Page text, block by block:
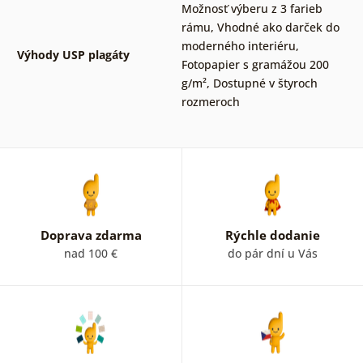
Výhody USP plagáty
Možnosť výberu z 3 farieb
rámu, Vhodné ako darček do
moderného interiéru,
Fotopapier s gramážou 200
g/m², Dostupné v štyroch
rozmeroch
Doprava zdarma
nad 100 €
Rýchle dodanie
do pár dní u Vás